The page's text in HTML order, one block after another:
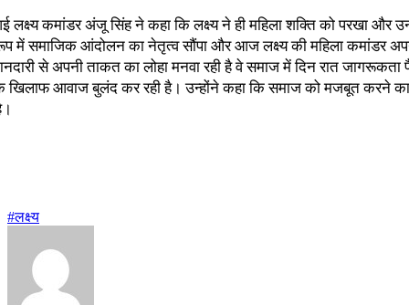
लक्ष्य कमांडर अंजू सिंह ने कहा कि लक्ष्य ने ही महिला शक्ति को परखा और
में समाजिक आंदोलन का नेतृत्व सौंपा और आज लक्ष्य की महिला कमांडर
से अपनी ताकत का लोहा मनवा रही है वे समाज में दिन रात जागरूकता
आवाज बुलंद कर रही है। उन्होंने कहा कि समाज को मजबूत करने
#लक्ष्य